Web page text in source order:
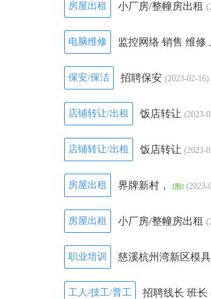
房屋出租 小厂房/整幢房出租
电脑维修 监控网络 销售 维修
保安/保洁 招聘保安 (2023-02-16)
店铺转让/出租 饭店转让 (2023-
店铺转让/出租 饭店转让 (2023-
房屋出租 界牌新村， [图] (2023-
房屋出租 小厂房/整幢房出租
职业培训 慈溪杭州湾新区模
计。 [图] (2023-02-10)
工人/技工/普工 招聘线长 班长